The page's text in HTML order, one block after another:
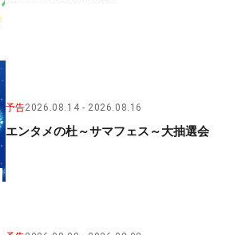
予告2026.08.14 2026.08.16
エンタメの杜～サマフェス～大抽選会